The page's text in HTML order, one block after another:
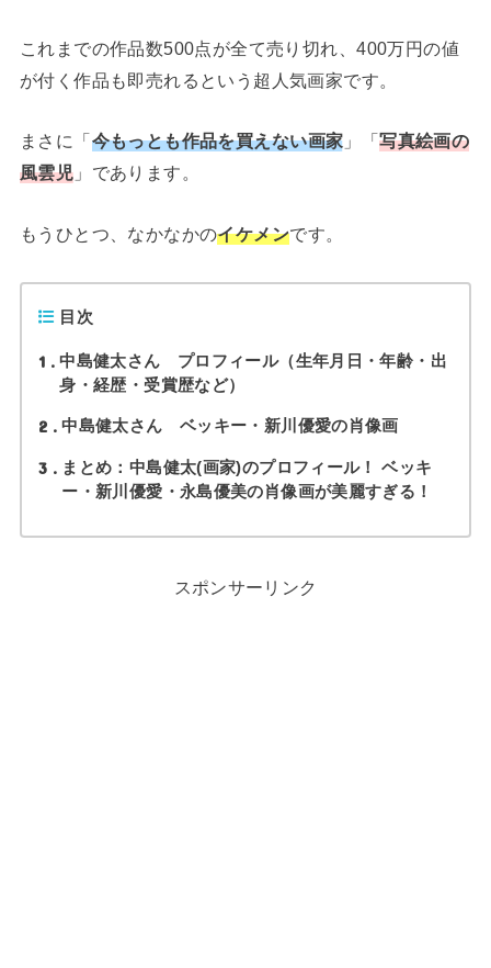
これまでの作品数500点が全て売り切れ、400万円の値
が付く作品も即売れるという超人気画家です。
まさに「 今もっとも作品を買えない画家 」「写真絵画の
風雲児 」であります。
もうひとつ、なかなかのイケメンです。
目次
1
中島健太さん プロフィール（生年月日・年齢・出
身・経歴・受賞歴など）
2 中島健太さん ベッキー・新川優愛の肖像画
3
まとめ：中島健太(画家)のプロフィール！ ベッキ
ー・新川優愛・永島優美の肖像画が美麗すぎる！
スポンサーリンク